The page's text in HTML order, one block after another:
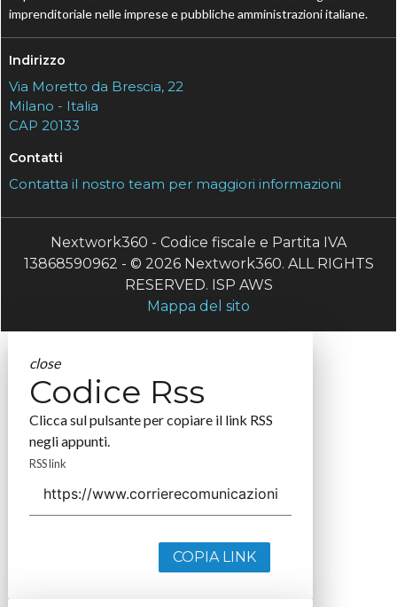
imprenditoriale nelle imprese e pubbliche amministrazioni italiane.
Indirizzo
Via Moretto da Brescia, 22
Milano - Italia
CAP 20133
Contatti
Contatta il nostro team per maggiori informazioni
Nextwork360 - Codice fiscale e Partita IVA
13868590962 - © 2026 Nextwork360. ALL RIGHTS
RESERVED. ISP AWS
Mappa del sito
close
Codice Rss
Clicca sul pulsante per copiare il link RSS
negli appunti.
RSS link
COPIA LINK